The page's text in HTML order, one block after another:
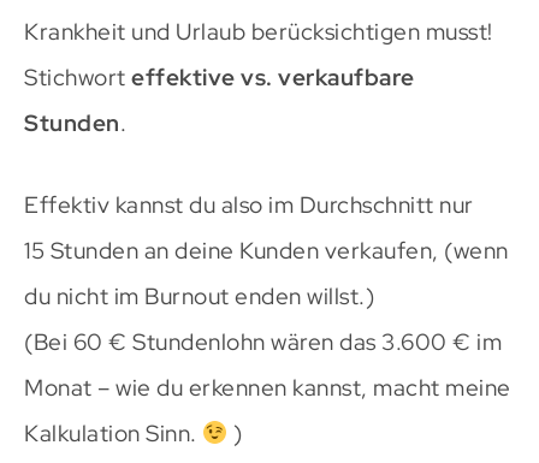
Krankheit und Urlaub berücksichtigen musst!
Stichwort effektive vs. verkaufbare
Stunden.
Effektiv kannst du also im Durchschnitt nur
15 Stunden an deine Kunden verkaufen, (wenn
du nicht im Burnout enden willst.)
(Bei 60 € Stundenlohn wären das 3.600 € im
Monat – wie du erkennen kannst, macht meine
Kalkulation Sinn.
)